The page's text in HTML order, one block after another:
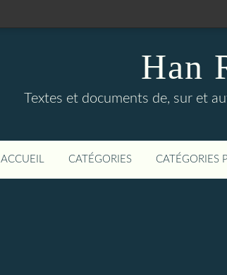
Han
Textes et documents de, sur et
ACCUEIL CATÉGORIES CATÉGORIES